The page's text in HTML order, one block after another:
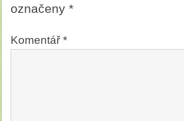
označeny *
Komentář*